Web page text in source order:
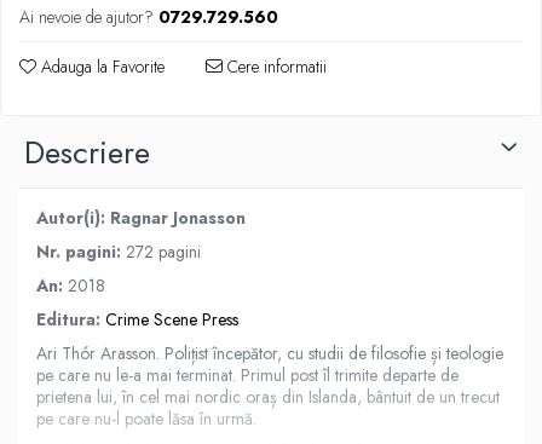
Ai nevoie de ajutor? 0729.729.560
Adauga la Favorite Cere informatii
Descriere
Autor(i): Ragnar Jonasson
Nr. pagini: 272 pagini
An: 2018
Editura: Crime Scene Press
Ari Thór Arasson. Polițist începător, cu studii de filosofie și teologie
pe care nu le-a mai terminat. Primul post îl trimite departe de
prietena lui, în cel mai nordic oraș din Islanda, bântuit de un trecut
pe care nu-l poate lăsa în urmă.